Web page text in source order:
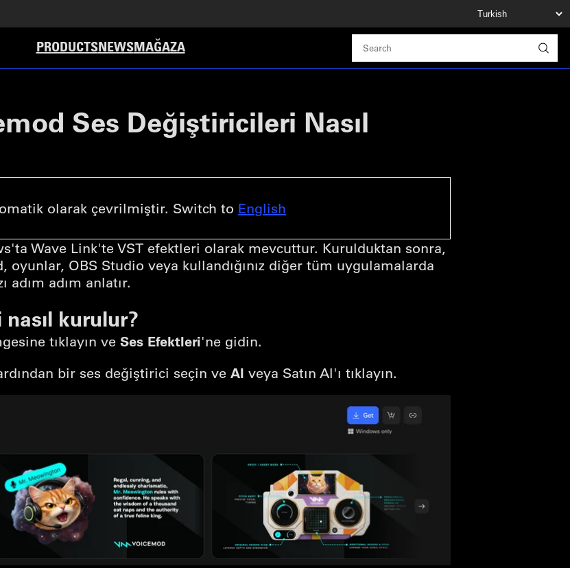
PRODUCTSNEWSMAĞAZA
Ses Değiştiricileri Nasıl
olarak çevrilmiştir. Switch to English
Wave Link'te VST efektleri olarak mevcuttur. Kurulduktan sonra,
oyunlar, OBS Studio veya kullandığınız diğer tüm uygulamalarda
adım adım anlatır.
kurulur?
tıklayın ve Ses Efektleri'ne gidin.
bir ses değiştirici seçin ve Al veya Satın Al'ı tıklayın.